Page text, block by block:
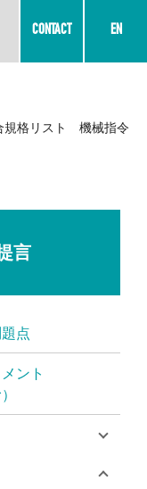
CONTACT EN
規格リスト 機械指令
言
点
ント